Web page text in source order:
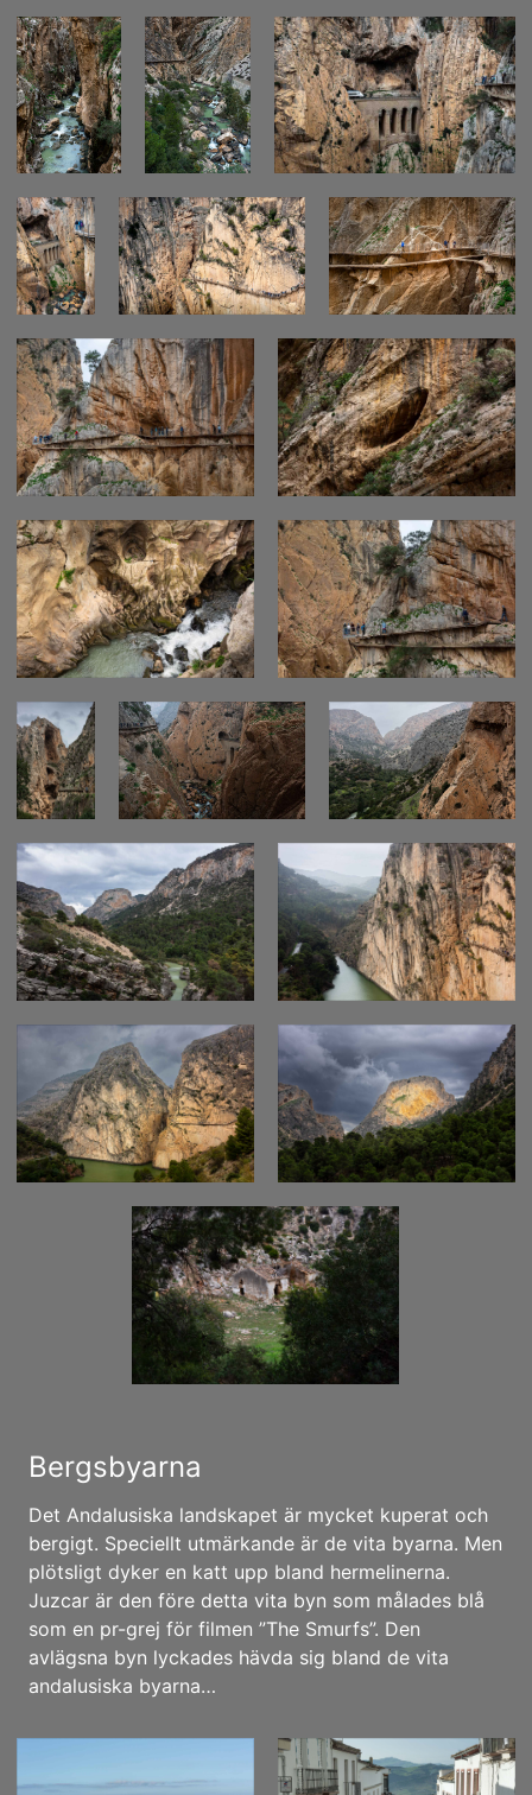
Bergsbyarna
Det Andalusiska landskapet är mycket kuperat och
bergigt. Speciellt utmärkande är de vita byarna. Men
plötsligt dyker en katt upp bland hermelinerna.
Juzcar är den före detta vita byn som målades blå
som en pr-grej för filmen ”The Smurfs”. Den
avlägsna byn lyckades hävda sig bland de vita
andalusiska byarna…